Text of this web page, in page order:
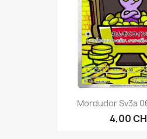
Mordudor Sv3a
4,00